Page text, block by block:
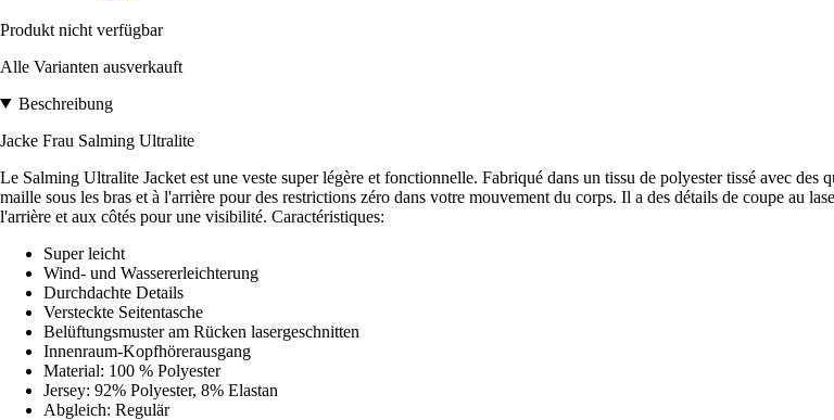
Produkt nicht verfügbar
Alle Varianten ausverkauft
Beschreibung
Jacke Frau Salming Ultralite
Le Salming Ultralite Jacket est une veste super légère et fonctionnelle. Fabriqué dans un tissu de polyester tissé avec des
maille sous les bras et à l'arrière pour des restrictions zéro dans votre mouvement du corps. Il a des détails de coupe au
l'arrière et aux côtés pour une visibilité. Caractéristiques:
Super leicht
Wind- und Wassererleichterung
Durchdachte Details
Versteckte Seitentasche
Belüftungsmuster am Rücken lasergeschnitten
Innenraum-Kopfhörerausgang
Material: 100 % Polyester
Jersey: 92% Polyester, 8% Elastan
Abgleich: Regulär